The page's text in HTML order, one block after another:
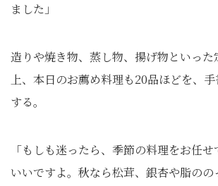
ました」
造りや焼き物、蒸し物、揚げ物といっ
上、本日のお薦め料理も20品ほどを、
する。
「もしも迷ったら、季節の料理をお任
いいですよ。秋なら松茸、銀杏や脂のの